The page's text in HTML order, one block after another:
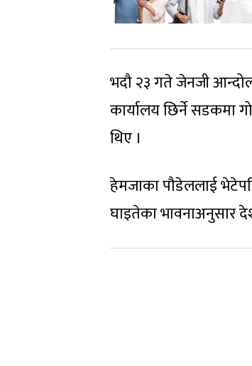
भदौ २३ गते जेनजी
कार्यालय छिर्ने सडकमा
थिए ।
हेमजाका पौडेललाई
घाइतेका भावनाअनुसार